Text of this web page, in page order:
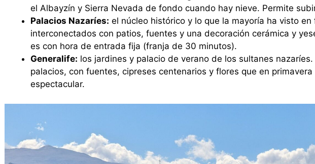
el Albayzín y Sierra Nevada de fondo cuando hay nieve. Permite
Palacios Nazaríes: el núcleo histórico y lo que la mayoría ha visto
interconectados con patios, fuentes y una decoración cerámica y
es con hora de entrada fija (franja de 30 minutos).
Generalife: los jardines y palacio de verano de los sultanes
palacios, con fuentes, cipreses centenarios y flores que en
espectacular.